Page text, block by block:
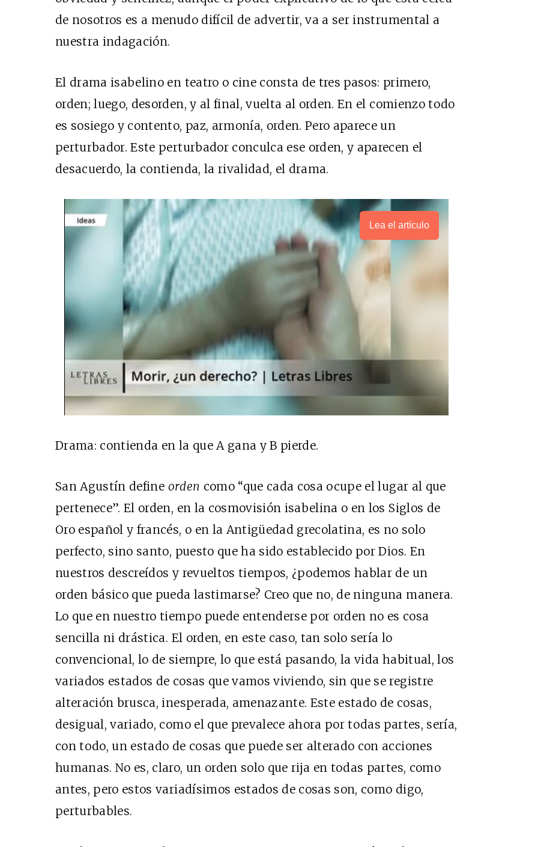
de nosotros es a menudo difícil de advertir, va a ser instrumental a
nuestra indagación.
El drama isabelino en teatro o cine consta de tres pasos: primero,
orden; luego, desorden, y al final, vuelta al orden. En el comienzo todo
es sosiego y contento, paz, armonía, orden. Pero aparece un
perturbador. Este perturbador conculca ese orden, y aparecen el
desacuerdo, la contienda, la rivalidad, el drama.
Lea el artículo
Drama: contienda en la que A gana y B pierde.
San Agustín define orden como “que cada cosa ocupe el lugar al que
pertenece”. El orden, en la cosmovisión isabelina o en los Siglos de
Oro español y francés, o en la Antigüedad grecolatina, es no solo
perfecto, sino santo, puesto que ha sido establecido por Dios. En
nuestros descreídos y revueltos tiempos, ¿podemos hablar de un
orden básico que pueda lastimarse? Creo que no, de ninguna manera.
Lo que en nuestro tiempo puede entenderse por orden no es cosa
sencilla ni drástica. El orden, en este caso, tan solo sería lo
convencional, lo de siempre, lo que está pasando, la vida habitual, los
variados estados de cosas que vamos viviendo, sin que se registre
alteración brusca, inesperada, amenazante. Este estado de cosas,
desigual, variado, como el que prevalece ahora por todas partes, sería,
con todo, un estado de cosas que puede ser alterado con acciones
humanas. No es, claro, un orden solo que rija en todas partes, como
antes, pero estos variadísimos estados de cosas son, como digo,
perturbables.